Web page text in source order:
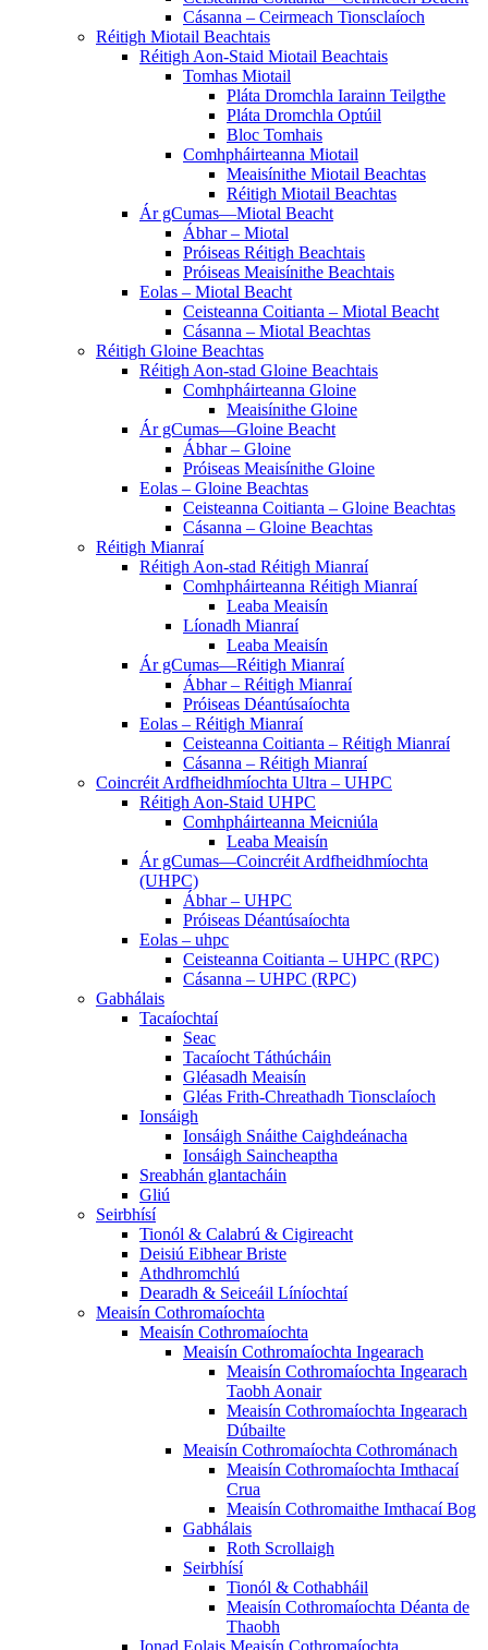
Cásanna – Ceirmeach Tionsclaíoch
Réitigh Miotail Beachtais
Réitigh Aon-Staid Miotail Beachtais
Tomhas Miotail
Pláta Dromchla Iarainn Teilgthe
Pláta Dromchla Optúil
Bloc Tomhais
Comhpháirteanna Miotail
Meaisínithe Miotail Beachtas
Réitigh Miotail Beachtas
Ár gCumas—Miotal Beacht
Ábhar – Miotal
Próiseas Réitigh Beachtais
Próiseas Meaisínithe Beachtais
Eolas – Miotal Beacht
Ceisteanna Coitianta – Miotal Beacht
Cásanna – Miotal Beachtas
Réitigh Gloine Beachtas
Réitigh Aon-stad Gloine Beachtais
Comhpháirteanna Gloine
Meaisínithe Gloine
Ár gCumas—Gloine Beacht
Ábhar – Gloine
Próiseas Meaisínithe Gloine
Eolas – Gloine Beachtas
Ceisteanna Coitianta – Gloine Beachtas
Cásanna – Gloine Beachtas
Réitigh Mianraí
Réitigh Aon-stad Réitigh Mianraí
Comhpháirteanna Réitigh Mianraí
Leaba Meaisín
Líonadh Mianraí
Leaba Meaisín
Ár gCumas—Réitigh Mianraí
Ábhar – Réitigh Mianraí
Próiseas Déantúsaíochta
Eolas – Réitigh Mianraí
Ceisteanna Coitianta – Réitigh Mianraí
Cásanna – Réitigh Mianraí
Coincréit Ardfheidhmíochta Ultra – UHPC
Réitigh Aon-Staid UHPC
Comhpháirteanna Meicniúla
Leaba Meaisín
Ár gCumas—Coincréit Ardfheidhmíochta
(UHPC)
Ábhar – UHPC
Próiseas Déantúsaíochta
Eolas – uhpc
Ceisteanna Coitianta – UHPC (RPC)
Cásanna – UHPC (RPC)
Gabhálais
Tacaíochtaí
Seac
Tacaíocht Táthúcháin
Gléasadh Meaisín
Gléas Frith-Chreathadh Tionsclaíoch
Ionsáigh
Ionsáigh Snáithe Caighdeánacha
Ionsáigh Saincheaptha
Sreabhán glantacháin
Gliú
Seirbhísí
Tionól & Calabrú & Cigireacht
Deisiú Eibhear Briste
Athdhromchlú
Dearadh & Seiceáil Líníochtaí
Meaisín Cothromaíochta
Meaisín Cothromaíochta
Meaisín Cothromaíochta Ingearach
Meaisín Cothromaíochta Ingearach
Taobh Aonair
Meaisín Cothromaíochta Ingearach
Dúbailte
Meaisín Cothromaíochta Cothrománach
Meaisín Cothromaíochta Imthacaí
Crua
Meaisín Cothromaithe Imthacaí Bog
Gabhálais
Roth Scrollaigh
Seirbhísí
Tionól & Cothabháil
Meaisín Cothromaíochta Déanta de
Thaobh
Ionad Eolais Meaisín Cothromaíochta